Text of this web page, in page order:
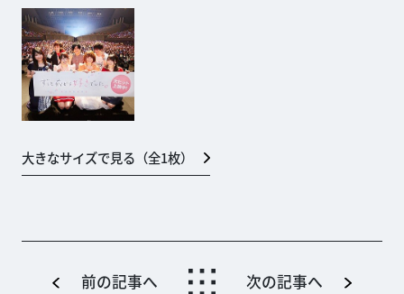
大きなサイズで見る（全1枚）
前の記事へ 次の記事へ